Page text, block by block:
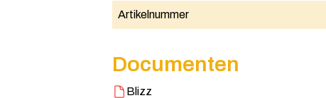
Artikelnummer
Documenten
Blizz